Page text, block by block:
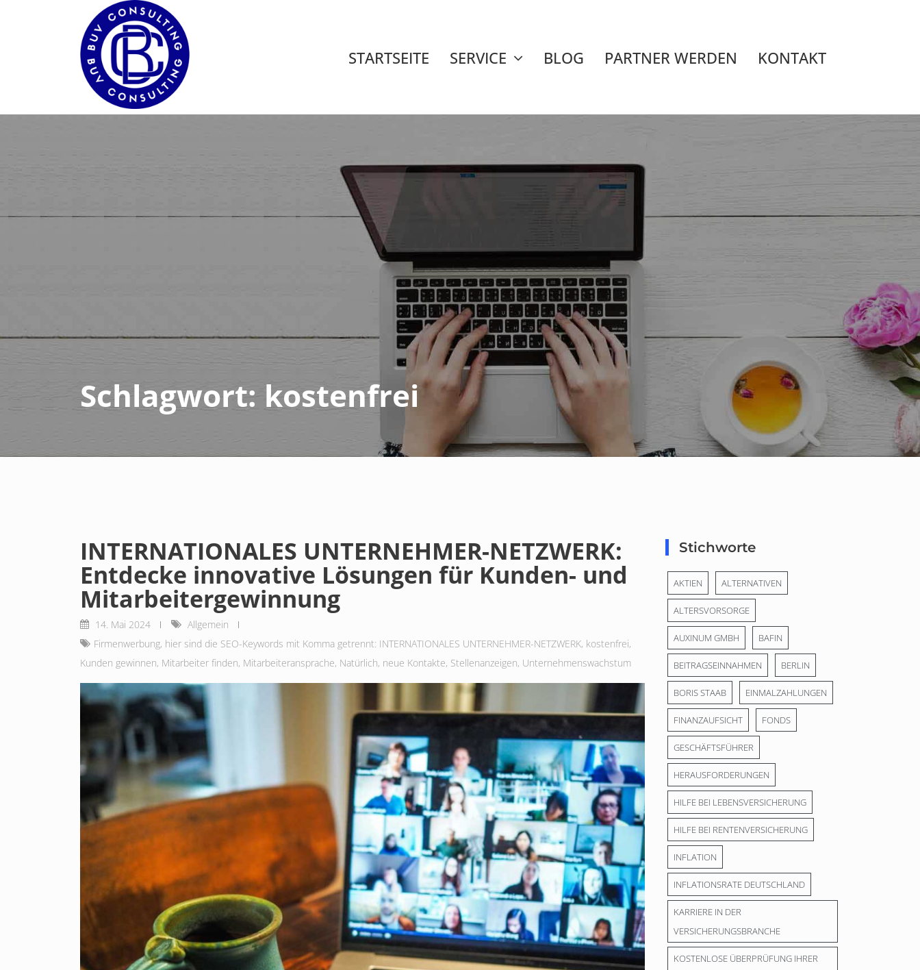
STARTSEITE SERVICE BLOG PARTNER WERDEN KONTAKT
Schlagwort:kostenfrei
INTERNATIONALES UNTERNEHMER-NETZWERK:
Entdecke innovative Lösungen für Kunden- und
Mitarbeitergewinnung
14. Mai 2024
Allgemein
Firmenwerbung, hier sind die SEO-Keywords mit Komma getrennt: INTERNATIONALES UNTERNEHMER-NETZWERK, kostenfrei,
Kunden gewinnen, Mitarbeiter finden, Mitarbeiteransprache, Natürlich, neue Kontakte, Stellenanzeigen, Unternehmenswachstum
Stichworte
AKTIEN ALTERNATIVEN
ALTERSVORSORGE
AUXINUM GMBH BAFIN
BEITRAGSEINNAHMEN BERLIN
BORIS STAAB EINMALZAHLUNGEN
FINANZAUFSICHT FONDS
GESCHÄFTSFÜHRER
HERAUSFORDERUNGEN
HILFE BEI LEBENSVERSICHERUNG
HILFE BEI RENTENVERSICHERUNG
INFLATION
INFLATIONSRATE DEUTSCHLAND
KARRIERE IN DER
VERSICHERUNGSBRANCHE
KOSTENLOSE ÜBERPRÜFUNG IHRER